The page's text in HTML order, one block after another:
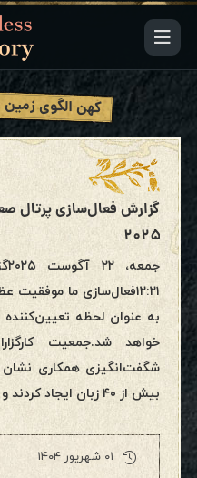
کهن الگوی
۲۰۲۵
۱۲:۲۱فعال‌سازی ما
به عنوان لحظه
خواهد شد.جمعیت
بیش از ۴۰ زبان ایجاد کردند و بیش از ۱ میلیون بازدید […]
۰۱ شهریور ۱۴۰۴